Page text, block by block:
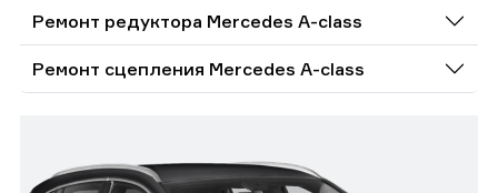
Ремонт редуктора Mercedes A-class
Ремонт сцепления Mercedes A-class